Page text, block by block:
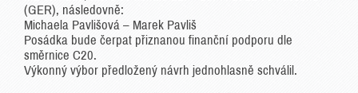
(GER), následovně:
Michaela Pavlišová – Marek Pavliš
Posádka bude čerpat přiznanou finanční podporu dle
směrnice C20.
Výkonný výbor předložený návrh jednohlasně schválil.